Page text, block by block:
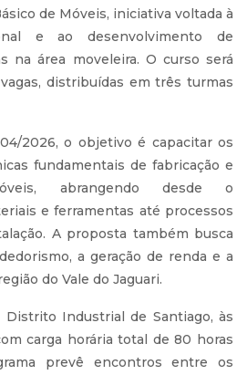
de Móveis, iniciativa voltada à
e ao desenvolvimento de
na área moveleira. O curso será
distribuídas em três turmas
2026, o objetivo é capacitar os
fundamentais de fabricação e
abrangendo desde o
e ferramentas até processos
A proposta também busca
a geração de renda e a
do Vale do Jaguari.
Distrito Industrial de Santiago, às
carga horária total de 80 horas
prevê encontros entre os